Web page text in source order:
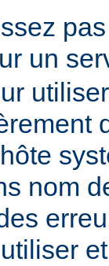
un
nom